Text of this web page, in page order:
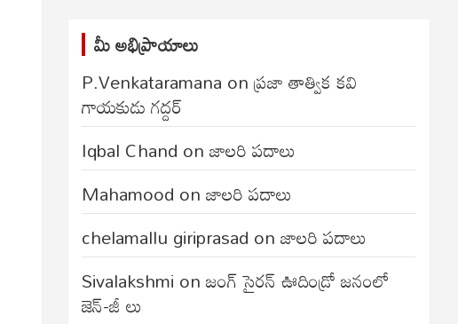
మీ అభిప్రాయాలు
P.Venkataramana onప్రజా తాత్విక కవి
గాయకుడు గద్దర్
Iqbal Chand onజాలరి పదాలు
Mahamood onజాలరి పదాలు
chelamallu giriprasad onజాలరి పదాలు
Sivalakshmi onజంగ్‌ సైరన్‌ ఊదిండ్రో జనంలో
జెన్-జీ లు